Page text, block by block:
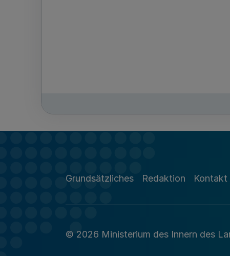
Grundsätzliches Redaktion Kontakt
© 2026 Ministerium des Innern des